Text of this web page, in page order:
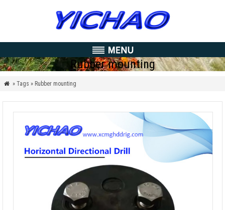
Rubber mounting
 » Tags » Rubber mounting